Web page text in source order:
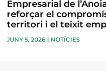
Empresarial de
reforçar el
territori i el teixit
JUNY 5, 2026| NOTÍCIES